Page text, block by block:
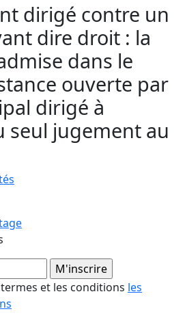
dirigé contre un
dire droit : la
dans le
ouverte par
dirigé à
seul jugement au
et les conditions les